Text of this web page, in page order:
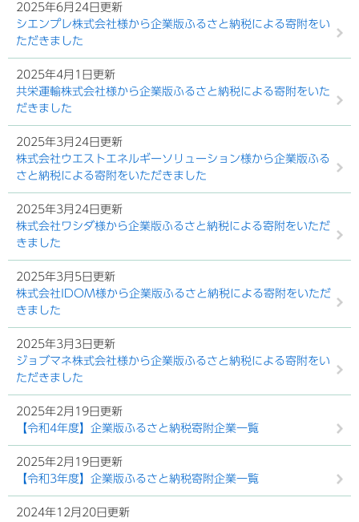
2025年6月24日更新
シエンプレ株式会社様から企業版ふるさと納税による寄附をい
ただきました
2025年4月1日更新
共栄運輸株式会社様から企業版ふるさと納税による寄附をいた
だきました
2025年3月24日更新
株式会社ウエストエネルギーソリューション様から企業版ふる
さと納税による寄附をいただきました
2025年3月24日更新
株式会社ワシダ様から企業版ふるさと納税による寄附をいただ
きました
2025年3月5日更新
株式会社IDOM様から企業版ふるさと納税による寄附をいただ
きました
2025年3月3日更新
ジョブマネ株式会社様から企業版ふるさと納税による寄附をい
ただきました
2025年2月19日更新
【令和4年度】企業版ふるさと納税寄附企業一覧
2025年2月19日更新
【令和3年度】企業版ふるさと納税寄附企業一覧
2024年12月20日更新